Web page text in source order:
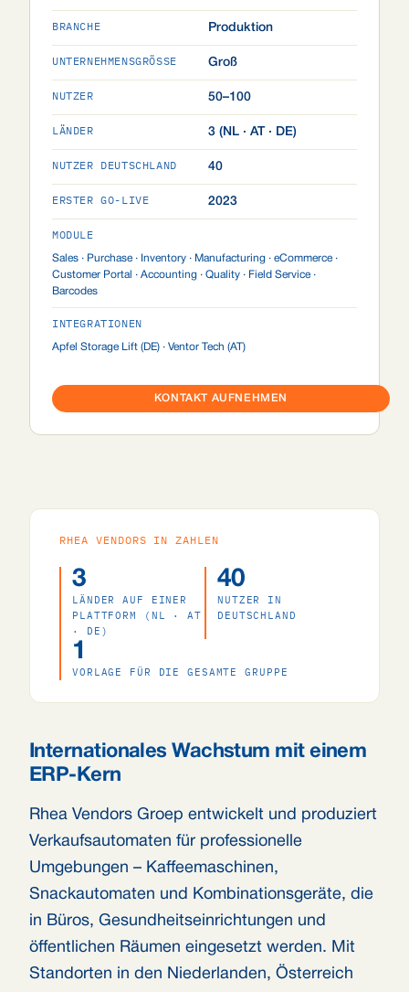
RHEA VENDORS IN ZAHLEN
3
LÄNDER AUF EINER
PLATTFORM (NL · AT
· DE)
40
NUTZER IN
DEUTSCHLAND
1
VORLAGE FÜR DIE GESAMTE GRUPPE
Internationales Wachstum mit einem
ERP-Kern
Rhea Vendors Groep entwickelt und produziert
Verkaufsautomaten für professionelle
Umgebungen – Kaffeemaschinen,
Snackautomaten und Kombinationsgeräte, die
in Büros, Gesundheitseinrichtungen und
öffentlichen Räumen eingesetzt werden. Mit
Standorten in den Niederlanden, Österreich
BRANCHE Produktion
UNTERNEHMENSGRÖSSE Groß
NUTZER 50–100
LÄNDER 3 (NL · AT · DE)
NUTZER DEUTSCHLAND 40
ERSTER GO-LIVE 2023
MODULE
Sales · Purchase · Inventory · Manufacturing · eCommerce ·
Customer Portal · Accounting · Quality · Field Service ·
Barcodes
INTEGRATIONEN
Apfel Storage Lift (DE) · Ventor Tech (AT)
KONTAKT AUFNEHMEN